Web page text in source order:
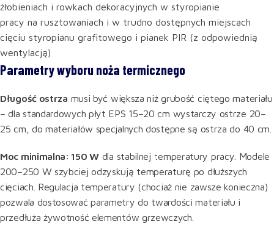
żłobieniach i rowkach dekoracyjnych w styropianie
pracy na rusztowaniach i w trudno dostępnych miejscach
cięciu styropianu grafitowego i pianek PIR (z odpowiednią
wentylacją)
Parametry wyboru noża termicznego
Długość ostrza musi być większa niż grubość ciętego materiału
– dla standardowych płyt EPS 15–20 cm wystarczy ostrze 20–
25 cm, do materiałów specjalnych dostępne są ostrza do 40 cm.
Moc minimalna: 150 W dla stabilnej temperatury pracy. Modele
200–250 W szybciej odzyskują temperaturę po dłuższych
cięciach. Regulacja temperatury (chociaż nie zawsze konieczna)
pozwala dostosować parametry do twardości materiału i
przedłuża żywotność elementów grzewczych.